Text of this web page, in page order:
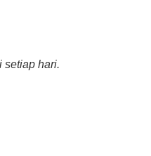
setiap hari.